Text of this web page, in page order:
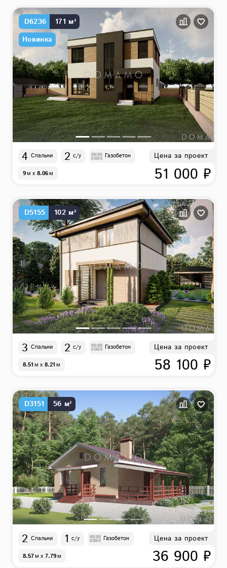
D6236
171 м²
Новинка
4 Спальни 2 с/у Газобетон
9м x 8.06м
Цена за проект
51 000 ₽
D5155 102 м²
3 Спальни 2 с/у Газобетон
8.51м x 8.21м
Цена за проект
58 100 ₽
D3151 56 м²
2 Спальни 1 с/у Газобетон
8.57м x 7.79м
Цена за проект
36 900 ₽